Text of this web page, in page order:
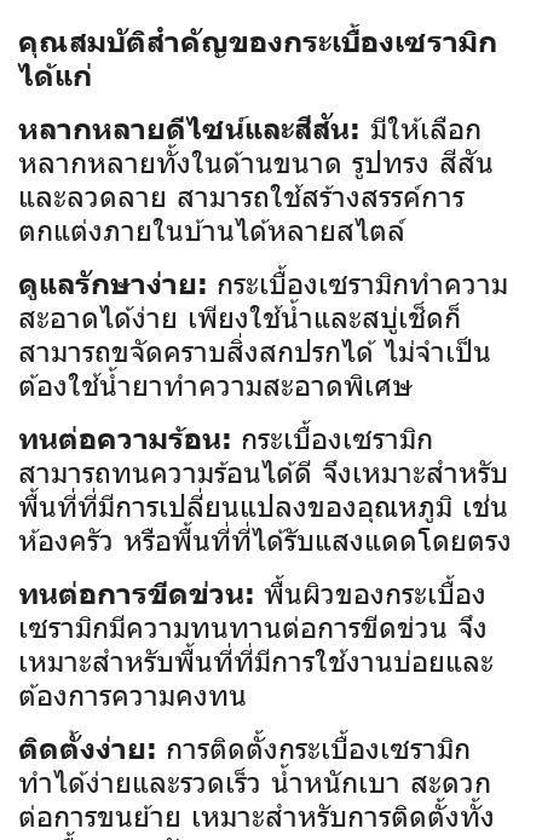
คุณสมบัติสำคัญของกระเบื้องเซรามิก
ได้แก่
หลากหลายดีไซน์และสีสัน: มีให้เลือก
หลากหลายทั้งในด้านขนาด รูปทรง สีสัน
และลวดลาย สามารถใช้สร้างสรรค์การ
ตกแต่งภายในบ้านได้หลายสไตล์
ดูแลรักษาง่าย: กระเบื้องเซรามิกทำความ
สะอาดได้ง่าย เพียงใช้น้ำและสบู่เช็ดก็
สามารถขจัดคราบสิ่งสกปรกได้ ไม่จำเป็น
ต้องใช้น้ำยาทำความสะอาดพิเศษ
ทนต่อความร้อน: กระเบื้องเซรามิก
สามารถทนความร้อนได้ดี จึงเหมาะสำหรับ
พื้นที่ที่มีการเปลี่ยนแปลงของอุณหภูมิ เช่น
ห้องครัว หรือพื้นที่ที่ได้รับแสงแดดโดยตรง
ทนต่อการขีดข่วน: พื้นผิวของกระเบื้อง
เซรามิกมีความทนทานต่อการขีดข่วน จึง
เหมาะสำหรับพื้นที่ที่มีการใช้งานบ่อยและ
ต้องการความคงทน
ติดตั้งง่าย: การติดตั้งกระเบื้องเซรามิก
ทำได้ง่ายและรวดเร็ว น้ำหนักเบา สะดวก
ต่อการขนย้าย เหมาะสำหรับการติดตั้งทั้ง